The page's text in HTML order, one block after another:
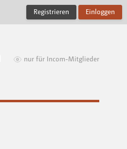
Registrieren Einloggen
nur für Incom-Mitglieder